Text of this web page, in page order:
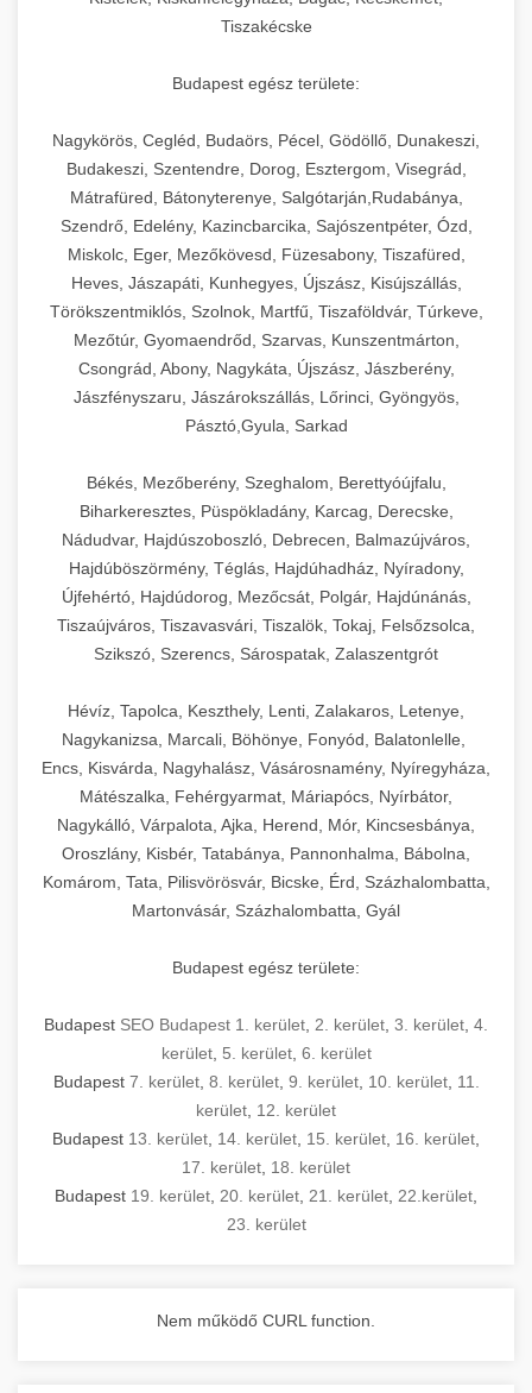
Tiszakécske
Budapest egész területe:
Nagykörös, Cegléd, Budaörs, Pécel, Gödöllő, Dunakeszi,
Budakeszi, Szentendre, Dorog, Esztergom, Visegrád,
Mátrafüred, Bátonyterenye, Salgótarján,Rudabánya,
Szendrő, Edelény, Kazincbarcika, Sajószentpéter, Ózd,
Miskolc, Eger, Mezőkövesd, Füzesabony, Tiszafüred,
Heves, Jászapáti, Kunhegyes, Újszász, Kisújszállás,
Törökszentmiklós, Szolnok, Martfű, Tiszaföldvár, Túrkeve,
Mezőtúr, Gyomaendrőd, Szarvas, Kunszentmárton,
Csongrád, Abony, Nagykáta, Újszász, Jászberény,
Jászfényszaru, Jászárokszállás, Lőrinci, Gyöngyös,
Pásztó,Gyula, Sarkad
Békés, Mezőberény, Szeghalom, Berettyóújfalu,
Biharkeresztes, Püspökladány, Karcag, Derecske,
Nádudvar, Hajdúszoboszló, Debrecen, Balmazújváros,
Hajdúböszörmény, Téglás, Hajdúhadház, Nyíradony,
Újfehértó, Hajdúdorog, Mezőcsát, Polgár, Hajdúnánás,
Tiszaújváros, Tiszavasvári, Tiszalök, Tokaj, Felsőzsolca,
Szikszó, Szerencs, Sárospatak, Zalaszentgrót
Hévíz, Tapolca, Keszthely, Lenti, Zalakaros, Letenye,
Nagykanizsa, Marcali, Böhönye, Fonyód, Balatonlelle,
Encs, Kisvárda, Nagyhalász, Vásárosnamény, Nyíregyháza,
Mátészalka, Fehérgyarmat, Máriapócs, Nyírbátor,
Nagykálló, Várpalota, Ajka, Herend, Mór, Kincsesbánya,
Oroszlány, Kisbér, Tatabánya, Pannonhalma, Bábolna,
Komárom, Tata, Pilisvörösvár, Bicske, Érd, Százhalombatta,
Martonvásár, Százhalombatta, Gyál
Budapest egész területe:
Budapest SEO Budapest 1. kerület 2. kerület 3. kerület 4.
kerület, 5. kerület, 6. kerület
Budapest 7. kerület, 8. kerület, 9. kerület, 10. kerület, 11.
kerület 12. kerület
Budapest 13. kerület 14. kerület 15. kerület 16. kerület
17. kerület 18. kerület
Budapest 19. kerület 20. kerület 21. kerület 22.kerület
23. kerület
Nem működő CURL function.